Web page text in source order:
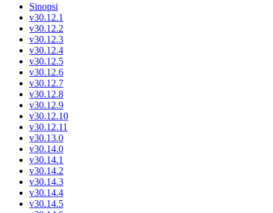
Sinopsi
v30.12.1
v30.12.2
v30.12.3
v30.12.4
v30.12.5
v30.12.6
v30.12.7
v30.12.8
v30.12.9
v30.12.10
v30.12.11
v30.13.0
v30.14.0
v30.14.1
v30.14.2
v30.14.3
v30.14.4
v30.14.5